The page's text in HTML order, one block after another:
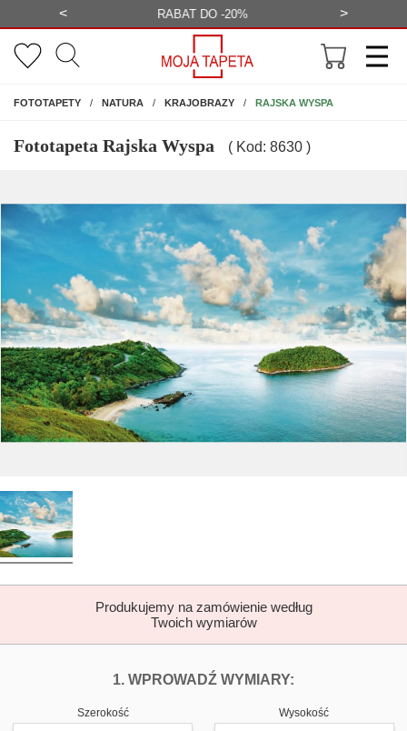
< BEZPŁATNA WIZUALIZACJA >
FOTOTAPETYNA ŚCIANĘ
NATURA KRAJOBRAZY RAJSKA WYSPA
Fototapeta Rajska Wyspa ( Kod: 8630 )
Produkujemy na zamówienie według
Twoich wymiarów
1. WPROWADŹ WYMIARY:
Szerokość Wysokość